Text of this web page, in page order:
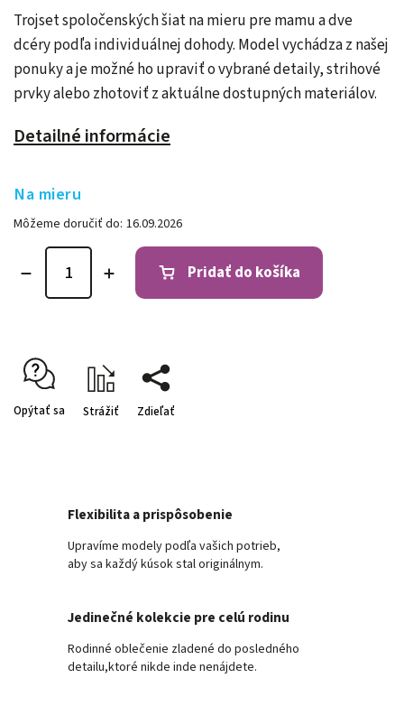
Trojset spoločenských šiat na mieru pre mamu a dve
dcéry podľa individuálnej dohody. Model vychádza z našej
ponuky a je možné ho upraviť o vybrané detaily, strihové
prvky alebo zhotoviť z aktuálne dostupných materiálov.
Detailné informácie
Na mieru
Môžeme doručiť do: 16.09.2026
Pridať do košíka
Opýtať sa Strážiť Zdieľať
Flexibilita a prispôsobenie
Upravíme modely podľa vašich potrieb,
aby sa každý kúsok stal originálnym.
Jedinečné kolekcie pre celú rodinu
Rodinné oblečenie zladené do posledného
detailu,ktoré nikde inde nenájdete.